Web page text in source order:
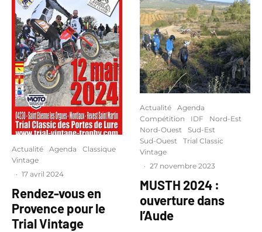
Actualité Agenda
Classique
Vintage
· 17 avril 2024
Rendez-vous en
Provence pour le
Trial Vintage
Actualité
Agenda
Compétition
IDF
Nord-Est
Nord-Ouest
Sud-Est
Sud-Ouest
Trial Classic
Vintage
· 27 novembre 2023
MUSTH 2024 :
ouverture dans
l’Aude